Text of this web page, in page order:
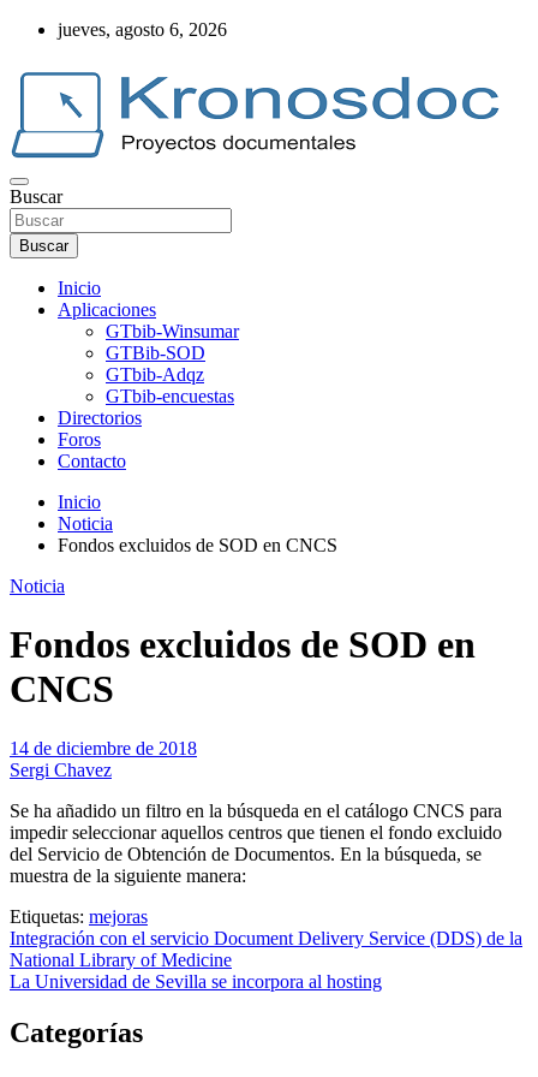
Saltar
contenido
jueves, agosto 6, 2026
Web Kronosdoc
Buscar
Buscar
Inicio
Aplicaciones
GTbib-Winsumar
GTBib-SOD
GTbib-Adqz
GTbib-encuestas
Directorios
Foros
Contacto
Inicio
Noticia
Fondos excluidos de SOD en CNCS
Noticia
Fondos excluidos de SOD en
CNCS
14 de diciembre de 2018
Sergi Chavez
Se ha añadido un filtro en la búsqueda en el catálogo CNCS para
impedir seleccionar aquellos centros que tienen el fondo excluido
del Servicio de Obtención de Documentos. En la búsqueda, se
muestra de la siguiente manera:
Etiquetas: mejoras
Navegación
de
Integración con el servicio Document Delivery Service (DDS) de la
National Library of Medicine
La Universidad de Sevilla se incorpora al hosting
Categorías